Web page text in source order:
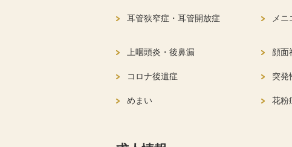
耳管狭窄症・耳管開放症 メニ
上咽頭炎・後鼻漏 顔面
コロナ後遺症 突発
めまい 花粉